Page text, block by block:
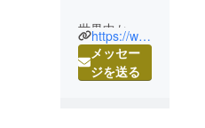
世界中から
ユニークで
便利で画期
https://www.7seas-pasta.jp
メッセー
ジを送る